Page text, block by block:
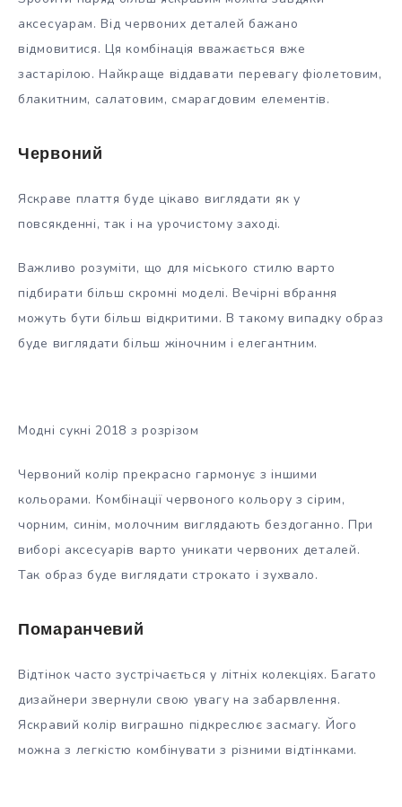
аксесуарам. Від червоних деталей бажано
відмовитися. Ця комбінація вважається вже
застарілою. Найкраще віддавати перевагу фіолетовим,
блакитним, салатовим, смарагдовим елементів.
Червоний
Яскраве плаття буде цікаво виглядати як у
повсякденні, так і на урочистому заході.
Важливо розуміти, що для міського стилю варто
підбирати більш скромні моделі. Вечірні вбрання
можуть бути більш відкритими. В такому випадку образ
буде виглядати більш жіночним і елегантним.
Модні сукні 2018 з розрізом
Червоний колір прекрасно гармонує з іншими
кольорами. Комбінації червоного кольору з сірим,
чорним, синім, молочним виглядають бездоганно. При
виборі аксесуарів варто уникати червоних деталей.
Так образ буде виглядати строкато і зухвало.
Помаранчевий
Відтінок часто зустрічається у літніх колекціях. Багато
дизайнери звернули свою увагу на забарвлення.
Яскравий колір виграшно підкреслює засмагу. Його
можна з легкістю комбінувати з різними відтінками.